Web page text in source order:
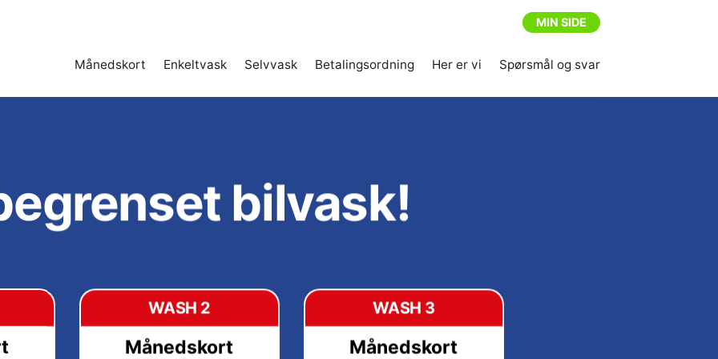
MIN SIDE
Månedskort Enkeltvask Selvvask Betalingsordning Her er vi Spørsmål og svar
bilvask!
WASH 2
Månedskort
WASH 3
Månedskort